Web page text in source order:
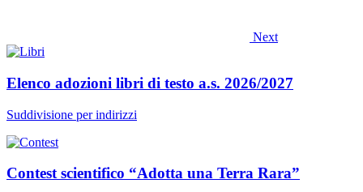
Next
Elenco adozioni libri di testo a.s. 2026/2027
Suddivisione per indirizzi
Contest scientifico “Adotta una Terra Rara”